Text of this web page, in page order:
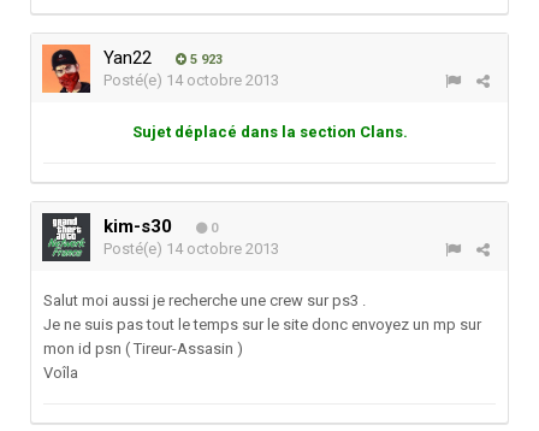
Yan22 5 923
Posté(e) 14 octobre 2013
Sujet déplacé dans la section Clans.
kim-s30 0
Posté(e) 14 octobre 2013
Salut moi aussi je recherche une crew sur ps3 .
Je ne suis pas tout le temps sur le site donc envoyez un mp sur
mon id psn ( Tireur-Assasin )
Voîla